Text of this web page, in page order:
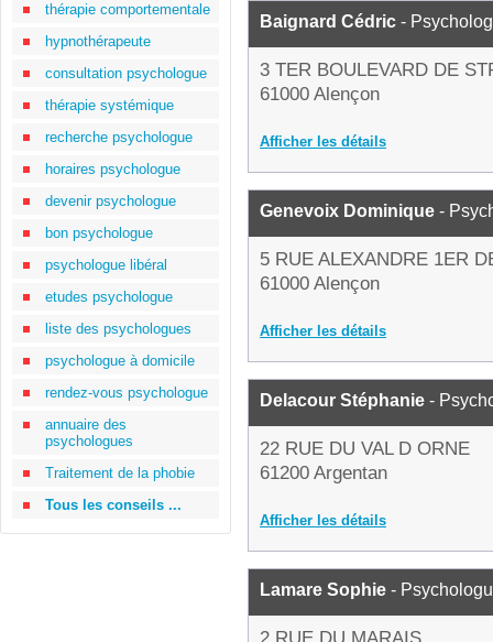
thérapie comportementale
hypnothérapeute
consultation psychologue
thérapie systémique
recherche psychologue
horaires psychologue
devenir psychologue
bon psychologue
psychologue libéral
etudes psychologue
liste des psychologues
psychologue à domicile
rendez-vous psychologue
annuaire des
psychologues
Traitement de la phobie
Tous les conseils ...
Baignard Cédric -
3 TER BOULEVARD DE
61000 Alençon
Afficher les détails
Genevoix Dominique -
5 RUE ALEXANDRE 1ER
61000 Alençon
Afficher les détails
Delacour Stéphanie -
22 RUE DU VAL D ORNE
61200 Argentan
Afficher les détails
Lamare Sophie -